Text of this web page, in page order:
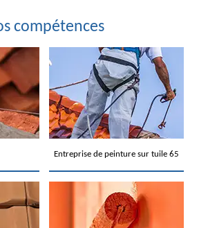
compétences
Entreprise de peinture sur tuile 65